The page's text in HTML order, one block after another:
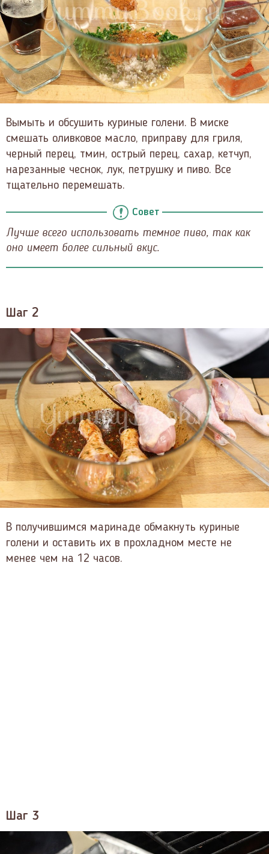
Вымыть и обсушить куриные голени. В миске
смешать оливковое масло, приправу для гриля,
черный перец, тмин, острый перец, сахар, кетчуп,
нарезанные чеснок, лук, петрушку и пиво. Все
тщательно перемешать.
Совет
Лучше всего использовать темное пиво, так как
оно имеет более сильный вкус.
Шаг 2
В получившимся маринаде обмакнуть куриные
голени и оставить их в прохладном месте не
менее чем на 12 часов.
Шаг 3